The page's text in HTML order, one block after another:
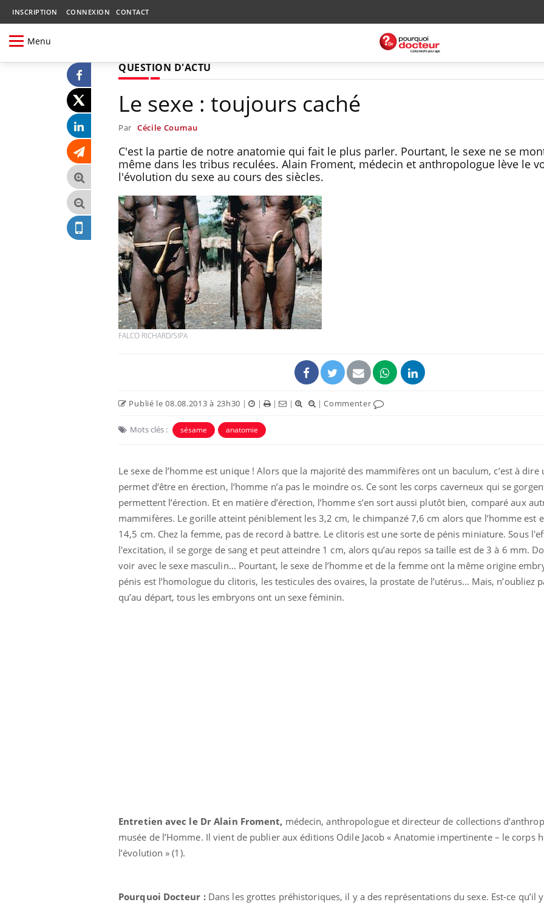
INSCRIPTION CONNEXION CONTACT
Menu
QUESTION D'ACTU
Le sexe : toujours caché
Par Cécile Coumau
C'est la partie de notre anatomie qui fait le plus parler. Pourtant, le sexe ne se
même dans les tribus reculées. Alain Froment, médecin et anthropologue lève le
l'évolution du sexe au cours des siècles.
FALCO RICHARD/SIPA
Publié le 08.08.2013 à 23h30 | | | | |Commenter
Mots clés : sésame anatomie
Le sexe de l’homme est unique ! Alors que la majorité des mammifères ont un baculum, c’est à dire
permet d’être en érection, l’homme n’a pas le moindre os. Ce sont les corps caverneux qui se
permettent l’érection. Et en matière d’érection, l’homme s’en sort aussi plutôt bien, comparé aux
mammifères. Le gorille atteint péniblement les 3,2 cm, le chimpanzé 7,6 cm alors que l’homme est
14,5 cm. Chez la femme, pas de record à battre. Le clitoris est une sorte de pénis miniature. Sous
l'excitation, il se gorge de sang et peut atteindre 1 cm, alors qu’au repos sa taille est de 3 à 6 mm.
voir avec le sexe masculin… Pourtant, le sexe de l’homme et de la femme ont la même origine
pénis est l’homologue du clitoris, les testicules des ovaires, la prostate de l’utérus… Mais, n’oubliez
qu’au départ, tous les embryons ont un sexe féminin.
Entretien avec le Dr Alain Froment, médecin, anthropologue et directeur de collections
musée de l’Homme. Il vient de publier aux éditions Odile Jacob « Anatomie impertinente – le corps
l’évolution » (1).
Pourquoi Docteur :Dans les grottes préhistoriques, il y a des représentations du sexe. Est-ce qu’il
Pourquoi votre ventre
gâche-t-il les premiers
Pourquoi manger moins
de protéines pourrait
finalement être bénéfique
Mordue
le